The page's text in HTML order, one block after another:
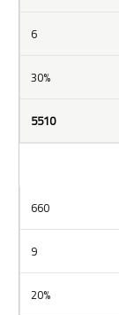
6
30%
5510
660
9
20%